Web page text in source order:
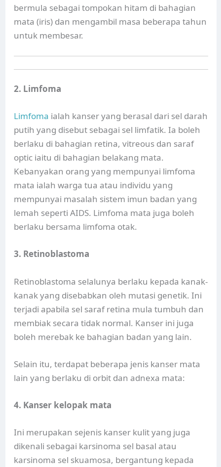
bermula sebagai tompokan hitam di bahagian
mata (iris) dan mengambil masa beberapa tahun
untuk membesar.
2. Limfoma
Limfoma ialah kanser yang berasal dari sel darah
putih yang disebut sebagai sel limfatik. Ia boleh
berlaku di bahagian retina, vitreous dan saraf
optic iaitu di bahagian belakang mata.
Kebanyakan orang yang mempunyai limfoma
mata ialah warga tua atau individu yang
mempunyai masalah sistem imun badan yang
lemah seperti AIDS. Limfoma mata juga boleh
berlaku bersama limfoma otak.
3. Retinoblastoma
Retinoblastoma selalunya berlaku kepada kanak-
kanak yang disebabkan oleh mutasi genetik. Ini
terjadi apabila sel saraf retina mula tumbuh dan
membiak secara tidak normal. Kanser ini juga
boleh merebak ke bahagian badan yang lain.
Selain itu, terdapat beberapa jenis kanser mata
lain yang berlaku di orbit dan adnexa mata:
4. Kanser kelopak mata
Ini merupakan sejenis kanser kulit yang juga
dikenali sebagai karsinoma sel basal atau
karsinoma sel skuamosa, bergantung kepada